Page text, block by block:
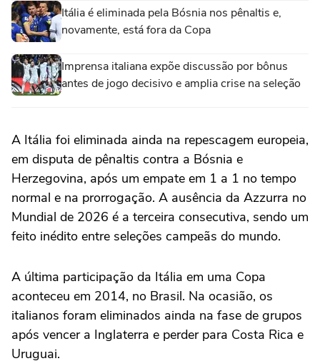
Itália é eliminada pela Bósnia nos pênaltis e,
novamente, está fora da Copa
Imprensa italiana expõe discussão por bônus
antes de jogo decisivo e amplia crise na seleção
A Itália foi eliminada ainda na repescagem europeia,
em disputa de pênaltis contra a Bósnia e
Herzegovina, após um empate em 1 a 1 no tempo
normal e na prorrogação. A ausência da Azzurra no
Mundial de 2026 é a terceira consecutiva, sendo um
feito inédito entre seleções campeãs do mundo.
A última participação da Itália em uma Copa
aconteceu em 2014, no Brasil. Na ocasião, os
italianos foram eliminados ainda na fase de grupos
após vencer a Inglaterra e perder para Costa Rica e
Uruguai.